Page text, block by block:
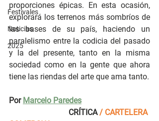
Festivales
Noticias
2025
proporciones épicas. En esta ocasión,
explorará los terrenos más sombríos de
las bases de su país, haciendo un
paralelismo entre la codicia del pasado
y la del presente, tanto en la misma
sociedad como en la gente que ahora
Por Marcelo Paredes
CRÍTICA / CARTELERA